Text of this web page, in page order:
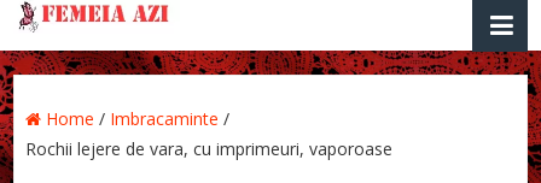
Home / Imbracaminte /
Rochii lejere de vara, cu imprimeuri, vaporoase